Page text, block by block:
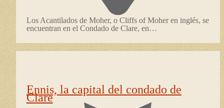
Los Acantilados de Moher, o Cliffs of Moher en inglés, se
encuentran en el Condado de Clare, en…
Ennis, la capital del condado de
Clare